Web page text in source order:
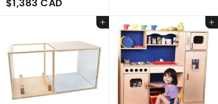
$1,383 CAD
1
3
3
C
A
D
Ajouter au panier Ajouter au panier